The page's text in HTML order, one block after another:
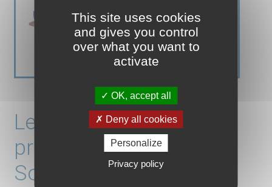
Les fauteuils de
prélèvement chez
Socommed
This site uses cookies
and gives you control
over what you want to
activate
OK, accept all
Deny all cookies
Personalize
Privacy policy